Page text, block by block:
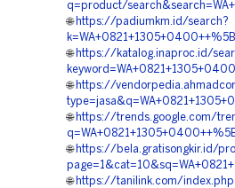
q=product/
🌐 https://padiumkm.id/search?
🌐 https://katalog.inaproc.id/
🌐 https://
🌐 https://trends.google.com/
🌐 https://bela.gratisongkir.id/
🌐 https://tanilink.com/